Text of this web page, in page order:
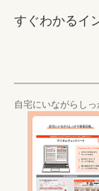
すぐわかるイ
自宅にいながらしっ